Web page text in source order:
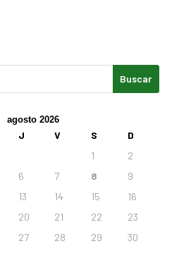
agosto 2026
J V S
D
1
2
6 7 8
9
13 14 15
16
20 21 22
23
27 28 29
30